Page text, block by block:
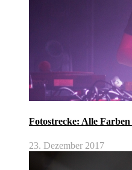
Fotostrecke: Alle
23. Dezember 2017